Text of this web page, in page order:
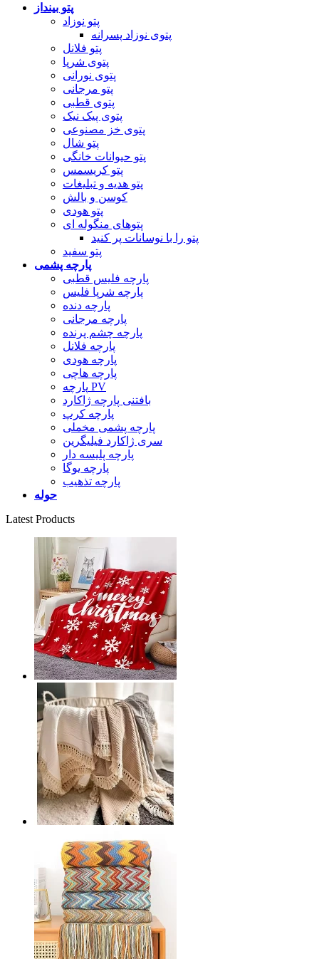
پتو بینداز
پتو نوزاد
پتوی نوزاد پسرانه
پتو فلانل
پتوی شرپا
پتوی نورانی
پتو مرجانی
پتوی قطبی
پتوی پیک نیک
پتوی خز مصنوعی
پتو شال
پتو حیوانات خانگی
پتو کریسمس
پتو هدیه و تبلیغات
کوسن و بالش
پتو هودی
پتوهای منگوله ای
پتو را با نوسانات پر کنید
پتو سفید
پارچه پشمی
پارچه فلیس قطبی
پارچه شرپا فلیس
پارچه دنده
پارچه مرجانی
پارچه چشم پرنده
پارچه فلانل
پارچه هودی
پارچه هاچی
پارچه PV
بافتنی پارچه ژاکارد
پارچه کرپ
پارچه پشمی مخملی
سری ژاکارد فیلیگرین
پارچه پلیسه دار
پارچه یوگا
پارچه تذهیب
حوله
Latest Products